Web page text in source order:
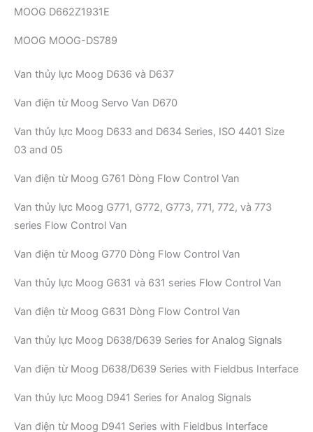
MOOG D662Z1931E
MOOG MOOG-DS789
Van thủy lực Moog D636 và D637
Van điện từ Moog Servo Van D670
Van thủy lực Moog D633 and D634 Series, ISO 4401 Size
03 and 05
Van điện từ Moog G761 Dòng Flow Control Van
Van thủy lực Moog G771, G772, G773, 771, 772, và 773
series Flow Control Van
Van điện từ Moog G770 Dòng Flow Control Van
Van thủy lực Moog G631 và 631 series Flow Control Van
Van điện từ Moog G631 Dòng Flow Control Van
Van thủy lực Moog D638/D639 Series for Analog Signals
Van điện từ Moog D638/D639 Series with Fieldbus Interface
Van thủy lực Moog D941 Series for Analog Signals
Van điện từ Moog D941 Series with Fieldbus Interface